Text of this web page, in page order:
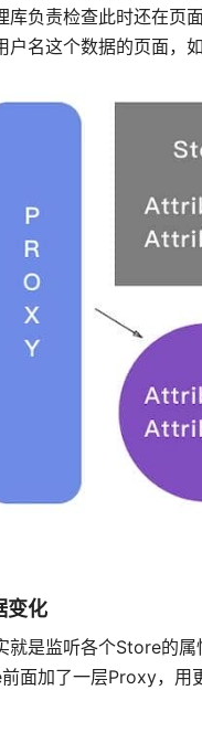
库负责检查此时还在页
名这个数据的页面，如
变化
就是监听各个Store的属
面加了一层Proxy，用